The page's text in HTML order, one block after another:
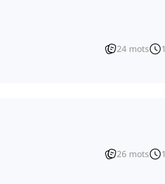
24 mots
26 mots